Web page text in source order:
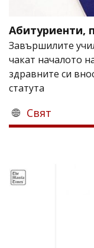
Абитуриенти,
Завършилите
чакат началото
здравните си
статута
Свят